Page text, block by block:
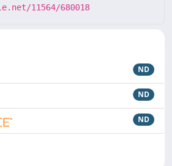
11564/680018
ND
ND
ND